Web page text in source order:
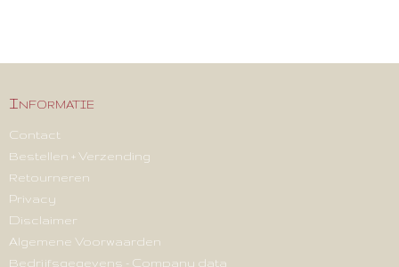
Informatie
Contact
Bestellen + Verzending
Retourneren
Privacy
Disclaimer
Algemene Voorwaarden
Bedrijfsgegevens - Company data